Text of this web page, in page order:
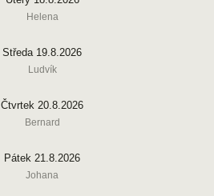
Helena
Středa 19.8.2026
Ludvík
Čtvrtek 20.8.2026
Bernard
Pátek 21.8.2026
Johana